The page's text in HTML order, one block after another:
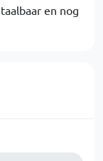
en nog